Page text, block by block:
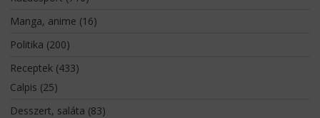
Manga, anime (16)
Politika (200)
Receptek(433)
Calpis (25)
Desszert, saláta (83)